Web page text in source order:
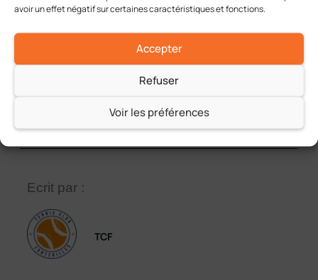
avoir un effet négatif sur certaines caractéristiques et fonctions.
Accepter
Refuser
Voir les préférences
À bientôt,
Ecrit par :
TCF